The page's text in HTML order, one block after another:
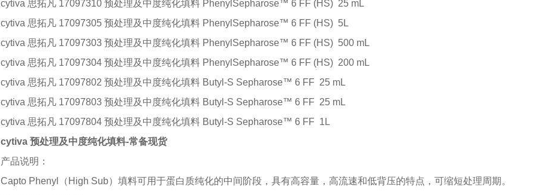
cytiva 思拓凡 17097310 预处理及中度纯化填料 PhenylSepharose™ 6 FF (HS) 25 mL
cytiva 思拓凡 17097305 预处理及中度纯化填料 PhenylSepharose™ 6 FF (HS) 5L
cytiva 思拓凡 17097303 预处理及中度纯化填料 PhenylSepharose™ 6 FF (HS) 500 mL
cytiva 思拓凡 17097304 预处理及中度纯化填料 PhenylSepharose™ 6 FF (HS) 200 mL
cytiva 思拓凡 17097802 预处理及中度纯化填料 Butyl-S Sepharose™ 6 FF 25 mL
cytiva 思拓凡 17097803 预处理及中度纯化填料 Butyl-S Sepharose™ 6 FF 25 mL
cytiva 思拓凡 17097804 预处理及中度纯化填料 Butyl-S Sepharose™ 6 FF 1L
cytiva 预处理及中度纯化填料-常备现货
产品说明：
Capto Phenyl（High Sub）填料可用于蛋白质纯化的中间阶段，具有高容量，高流速和低背压的特点，可缩短处理周期。